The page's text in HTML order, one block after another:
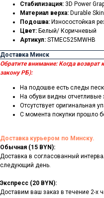
Стабилизация: 3D Power
Материал верха: Durable
Подошва: Износостойкая
Цвет: Белый/ Коричневый
Артикул: STMEC525MWHB
Доставка Минск
Обратите внимание:Когда
закону РБ):
На подошве есть следы
На обуви видны отчетливые
Отсутствует оригинальная
С момента покупки прошло
Доставка курьером по Минску.
Обычная (15 BYN):
Доставка в согласованный
следующий день.
Экспресс (20 BYN):
Доставим ваш заказ в течение 2-х